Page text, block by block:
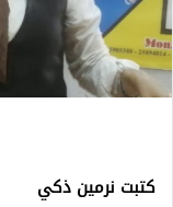
كتبت نرمين ذكي